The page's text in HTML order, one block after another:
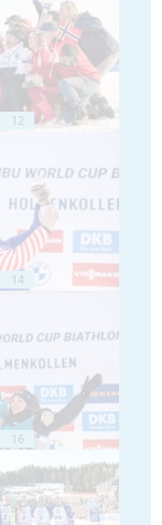
12
14
16